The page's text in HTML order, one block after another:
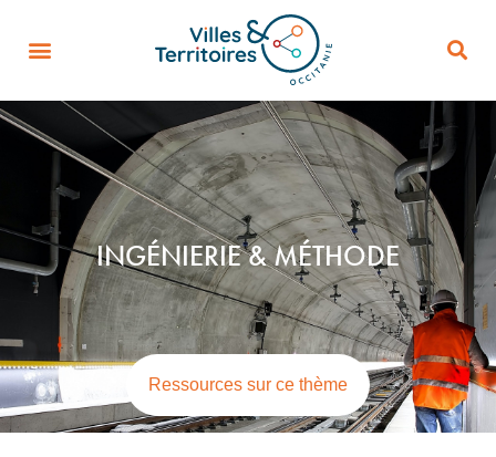
INGÉNIERIE & MÉTHODE
Ressources sur ce thème